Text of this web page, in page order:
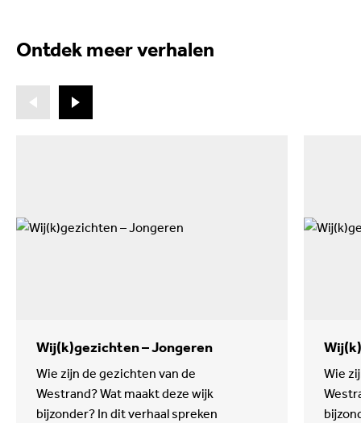
Ontdek meer verhalen
Wij(k)gezichten – Jongeren
Wie zijn de gezichten van de
Westrand? Wat maakt deze wijk
bijzonder? In dit verhaal spreken
Wie